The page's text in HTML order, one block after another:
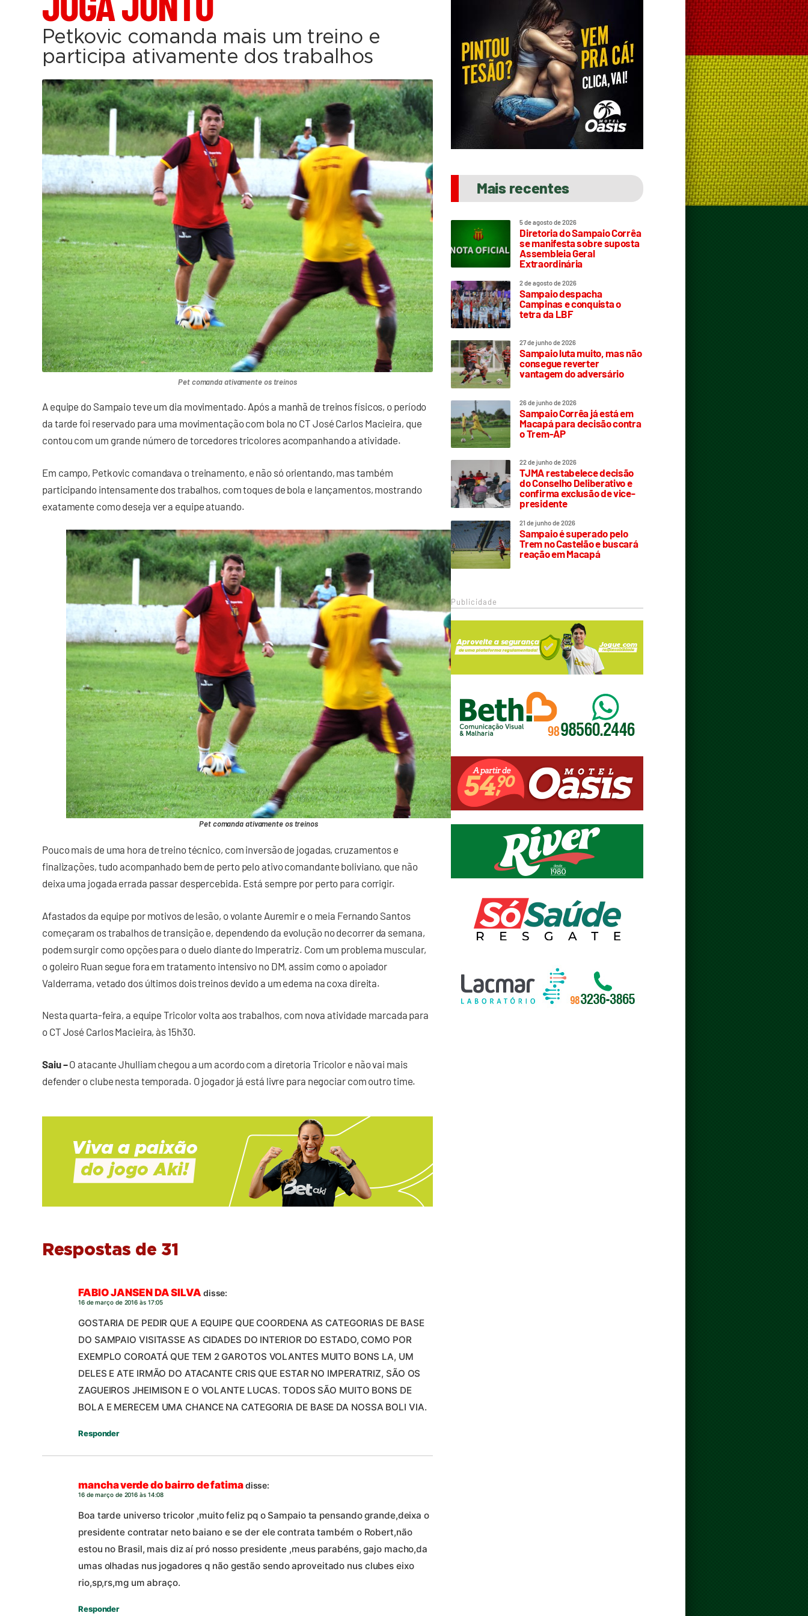
Petkovic comanda mais um treino e
participa ativamente dos trabalhos
Pet comanda ativamente os treinos
A equipe do Sampaio teve um dia movimentado. Após a manhã de treinos físicos, o período
da tarde foi reservado para uma movimentação com bola no CT José Carlos Macieira, que
contou com um grande número de torcedores tricolores acompanhando a atividade.
Em campo, Petkovic comandava o treinamento, e não só orientando, mas também
participando intensamente dos trabalhos, com toques de bola e lançamentos, mostrando
exatamente como deseja ver a equipe atuando.
Pet comanda ativamente os treinos
Pouco mais de uma hora de treino técnico, com inversão de jogadas, cruzamentos e
finalizações, tudo acompanhado bem de perto pelo ativo comandante boliviano, que não
deixa uma jogada errada passar despercebida. Está sempre por perto para corrigir.
Afastados da equipe por motivos de lesão, o volante Auremir e o meia Fernando Santos
começaram os trabalhos de transição e, dependendo da evolução no decorrer da semana,
podem surgir como opções para o duelo diante do Imperatriz. Com um problema muscular,
o goleiro Ruan segue fora em tratamento intensivo no DM, assim como o apoiador
Valderrama, vetado dos últimos dois treinos devido a um edema na coxa direita.
Nesta quarta-feira, a equipe Tricolor volta aos trabalhos, com nova atividade marcada para
o CT José Carlos Macieira, às 15h30.
Saiu –O atacante Jhulliam chegou a um acordo com a diretoria Tricolor e não vai mais
defender o clube nesta temporada. O jogador já está livre para negociar com outro time.
Respostas de 31
FABIO JANSEN DA SILVA disse:
16 de março de 2016 às 17:05
GOSTARIA DE PEDIR QUE A EQUIPE QUE COORDENA AS CATEGORIAS DE BASE
DO SAMPAIO VISITASSE AS CIDADES DO INTERIOR DO ESTADO, COMO POR
EXEMPLO COROATÁ QUE TEM 2 GAROTOS VOLANTES MUITO BONS LA, UM
DELES E ATE IRMÃO DO ATACANTE CRIS QUE ESTAR NO IMPERATRIZ, SÃO OS
ZAGUEIROS JHEIMISON E O VOLANTE LUCAS. TODOS SÃO MUITO BONS DE
BOLA E MERECEM UMA CHANCE NA CATEGORIA DE BASE DA NOSSA BOLI VIA.
Responder
mancha verde do bairro de fatimadisse:
16 de março de 2016 às 14:08
Boa tarde universo tricolor ,muito feliz pq o Sampaio ta pensando grande,deixa o
presidente contratar neto baiano e se der ele contrata também o Robert,não
estou no Brasil, mais diz aí pró nosso presidente ,meus parabéns, gajo macho,da
umas olhadas nus jogadores q não gestão sendo aproveitado nus clubes eixo
rio,sp,rs,mg um abraço.
Responder
Mais recentes
5 de agosto de 2026
Diretoria do Sampaio Corrêa
se manifesta sobre suposta
Assembleia Geral
Extraordinária
2 de agosto de 2026
Sampaio despacha
Campinas e conquista o
tetra da LBF
27 de junho de 2026
Sampaio luta muito, mas não
consegue reverter
vantagem do adversário
26 de junho de 2026
Sampaio Corrêa já está em
Macapá para decisão contra
o Trem-AP
22 de junho de 2026
TJMA restabelece decisão
do Conselho Deliberativo e
confirma exclusão de vice-
presidente
21 de junho de 2026
Sampaio é superado pelo
Trem no Castelão e buscará
reação em Macapá
Publicidade